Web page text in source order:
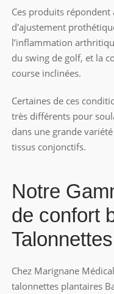
Ces produits répondent
d'ajustement
l’inflammation
du swing de golf, et la
course inclinées.
Certaines de ces
très différents pour
dans une grande
tissus conjonctifs.
Notre
de confort
Talonnettes
Chez Marignane
talonnettesplantaires